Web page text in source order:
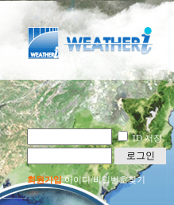
ID 저장
로그인
회원가입아이디/비밀번호찾기